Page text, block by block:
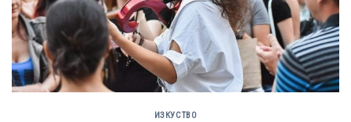
ИЗКУСТВО